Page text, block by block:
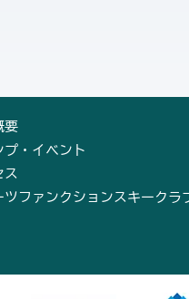
要
プ・イベント
ス
ツファンクションスキークラ